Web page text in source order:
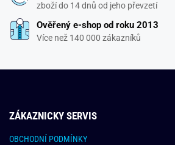
zboží do 14 dnů od jeho převzetí
Ověřený e-shop od roku 2013
Více než 140 000 zákazníků
ZÁKAZNICKY SERVIS
OBCHODNÍ PODMÍNKY